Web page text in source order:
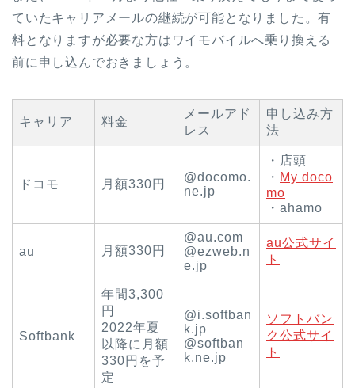
ていたキャリアメールの継続が可能となりました。有
料となりますが必要な方はワイモバイルへ乗り換える
前に申し込んでおきましょう。
キャリア 料金
メールアド
レス
申し込み方
法
ドコモ 月額330円
@docomo.
ne.jp
・店頭
・ My doco
mo
・ahamo
au 月額330円
@au.com
@ezweb.n
e.jp
au公式サイ
ト
Softbank
年間3,300
円
2022年夏
以降に月額
330円を予
定
@i.softban
k.jp
@softban
k.ne.jp
ソフトバン
ク公式サイ
ト